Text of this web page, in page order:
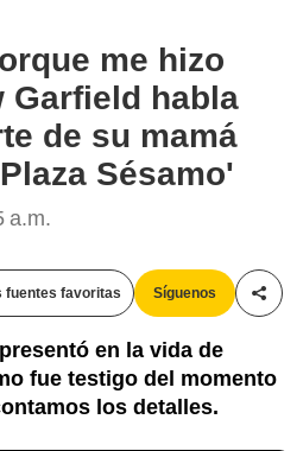
me hizo
Garfield habla
de su mamá
Sésamo'
a.m.
fuentes favoritas Síguenos
en la vida de
fue testigo del momento
los detalles.